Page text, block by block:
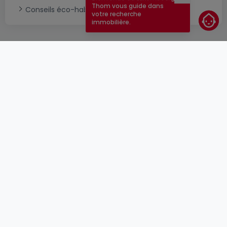
Conseils éco-habitatThom vous guide dans
votre recherche
immobilière.